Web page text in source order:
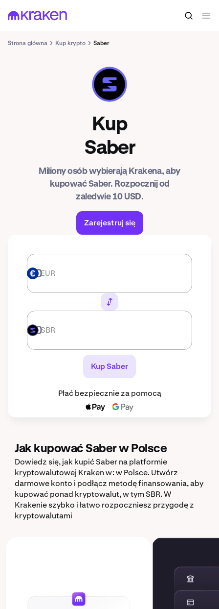
Strona główna Kup krypto Saber
SBR
Kup
Saber
Miliony osób wybierają Krakena, aby
kupować Saber. Rozpocznij od
zaledwie 10 USD.
Zarejestruj się
EUR EUR
SBR SBR
Kup Saber
Płać bezpiecznie za pomocą
Jak kupować Saber w Polsce
Dowiedz się, jak kupić Saber na platformie
kryptowalutowej Kraken w: w Polsce. Utwórz
darmowe konto i podłącz metodę finansowania, aby
kupować ponad kryptowalut, w tym SBR. W
Krakenie szybko i łatwo rozpoczniesz przygodę z
kryptowalutami